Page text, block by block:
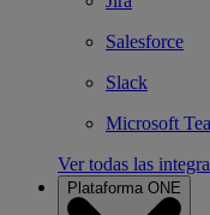
Salesforce
Slack
Microsoft
Ver todas las
Plataforma ONE